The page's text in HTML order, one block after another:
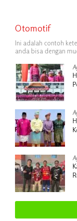
Otomotif
Ini adalah contoh
anda bisa dengan